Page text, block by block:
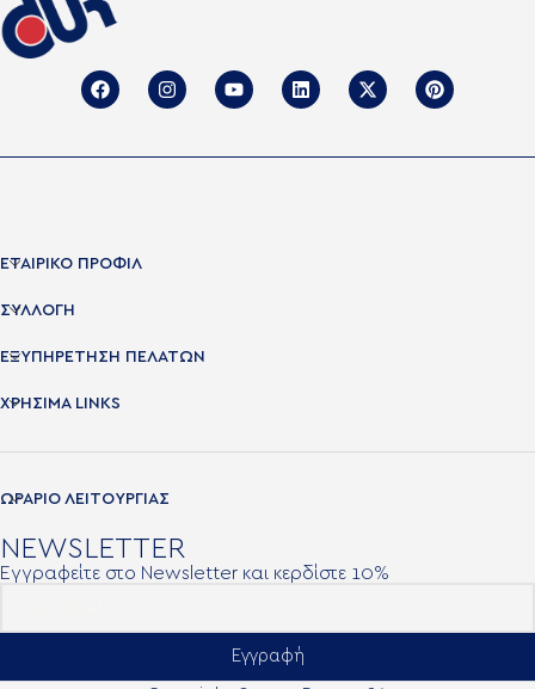
ΕΤΑΙΡΙΚΟ ΠΡΟΦΙΛ
ΣΥΛΛΟΓΗ
ΕΞΥΠΗΡΕΤΗΣΗ ΠΕΛΑΤΩΝ
ΧΡΉΣΙΜΑ LINKS
ΩΡΑΡΙΟ ΛΕΙΤΟΥΡΓΙΑΣ
NEWSLETTER
Εγγραφείτε στο Newsletter και κερδίστε 10%
Εγγραφή